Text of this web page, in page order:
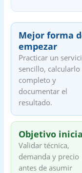
Mejor forma
empezar
Practicar un
sencillo, calcularlo
completo y
documentar el
resultado.
Objetivo
Validar técnica,
demanda y precio
antes de asumir